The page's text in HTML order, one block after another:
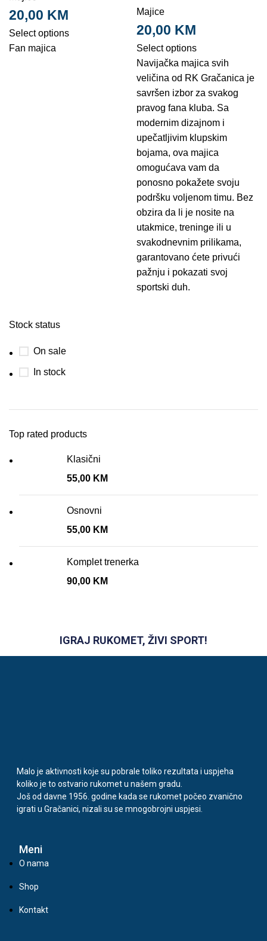
Stock status
On sale
In stock
Top rated products
Klasični
55,00 KM
Osnovni
55,00 KM
Komplet trenerka
90,00 KM
20,00 KM
Select options
Fan majica
Majice
20,00 KM
Select options
Navijačka majica svih
veličina od RK Gračanica je
savršen izbor za svakog
pravog fana kluba. Sa
modernim dizajnom i
upečatljivim klupskim
bojama, ova majica
omogućava vam da
ponosno pokažete svoju
podršku voljenom timu. Bez
obzira da li je nosite na
utakmice, treninge ili u
svakodnevnim prilikama,
garantovano ćete privući
pažnju i pokazati svoj
sportski duh.
IGRAJ RUKOMET, ŽIVI SPORT!
Malo je aktivnosti koje su pobrale toliko rezultata i uspjeha
koliko je to ostvario rukomet u našem gradu.
Još od davne 1956. godine kada se rukomet počeo zvanično
igrati u Gračanici, nizali su se mnogobrojni uspjesi.
Meni
O nama
Shop
Kontakt